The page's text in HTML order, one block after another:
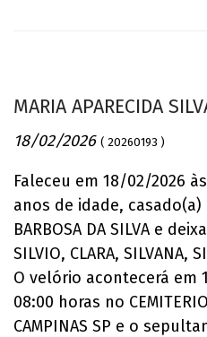
MARIA APARECIDA
18/02/2026 ( 20260193 )
Faleceu em 18/02/2026
anos de idade, casado(a)
BARBOSA DA SILVA e
SILVIO, CLARA, SILVANA,
O velório acontecerá em
08:00 horas no
CAMPINAS SP e o